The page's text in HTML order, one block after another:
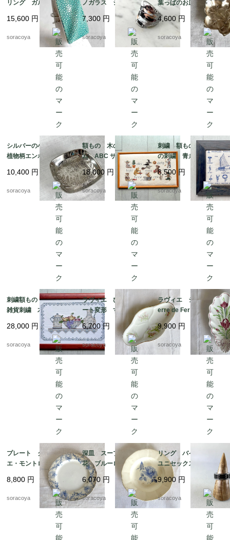
リング ガルーシャ
スティングレイ エイ
革 スクウェアモチー
フ 9-10号フリーサイ
15,600 円
soracoya
ノガラス シルバーベ
ース 12号 メタリッ
クカラー 12acen15-2
7,300 円
soracoya
葉っぱのお皿 WMF
ぶどうの葉っぱ 12ot
em10
4,600 円
soracoya
シルバーの小物入れ
植物柄エンボス gelb
社製 シルバープレー
ト 12otec11
10,400 円
soracoya
額もの 木のフレー
ム ABC サンプラー
くま クロスステッ
チ 図案 クマの物
語 12oter11
18,000 円
soracoya
刺繍 額もの ヨット
の刺繍 青糸 青フレ
ーム 12otdg45-2
8,500円
soracoya
刺繍額もの キッチン
雑貨刺繍 木製フレー
ム ポット ボール
ピッチャー フルー
ツ 12oter19
28,000 円
soracoya
ラヴィエ ひし形プレ
ート変形 すずらん
前菜オードブル プチ
ガトー おやつ 19tw
m34
6,700円
soracoya
ラヴィエ シェル型 T
erre de Fer トゥール
ドフェール ペクソン
ヌ窯 19twm36-2
9,900 円
soracoya
プレート クレイユ・
エ・モントロー 平皿 蔦
レリーフ デザート
19twm84-1
8,800 円
soracoya
深皿 スープ皿 青
花 ブルーローズ ス
テンシル柄 ディゴワ
ン サルグミンヌ 19t
wm70-3
6,070円
soracoya
リング バイカラー
ユニセックス メン
ズ 20号 スカーフリ
ングとしても 12aceh
20-5
9,900 円
soracoya